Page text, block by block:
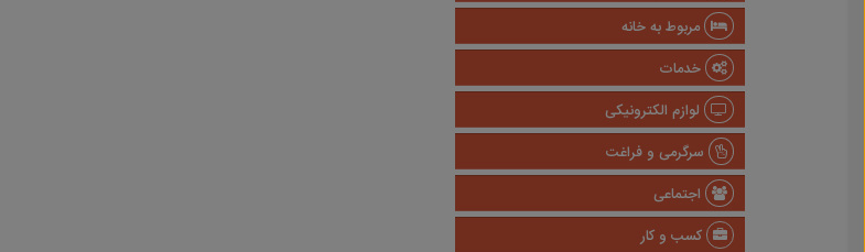
مربوط به خانه
خدمات
لوازم الکترونیکی
سرگرمی و فراغت
اجتماعی
کسب و کار